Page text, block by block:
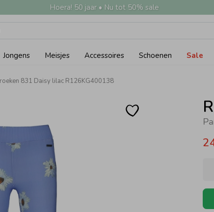
Hoera! 50 jaar • Nu tot 50% sale
Jongens Meisjes Accessoires Schoenen Sale
831 Daisy lilac R126KG400138